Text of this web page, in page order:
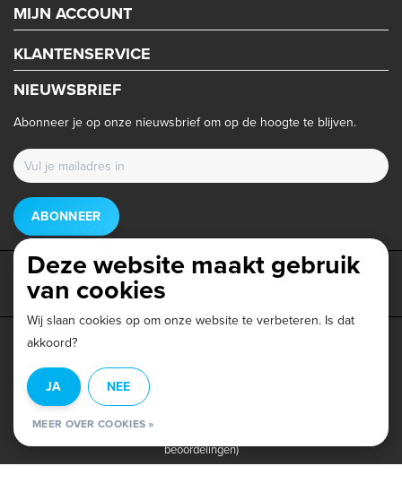
MIJN ACCOUNT
KLANTENSERVICE
NIEUWSBRIEF
Abonneer je op onze nieuwsbrief om op de hoogte te blijven.
ABONNEER
Privacy beleid
© Copyright 2026 - Triathlonwinkel.nl | Realisatie
Beoordeling opWebwinkel Keur
beoordelingen)
Deze website maakt gebruik
van cookies
Wij slaan cookies op om onze website te verbeteren. Is dat
akkoord?
JA NEE
MEER OVER COOKIES »